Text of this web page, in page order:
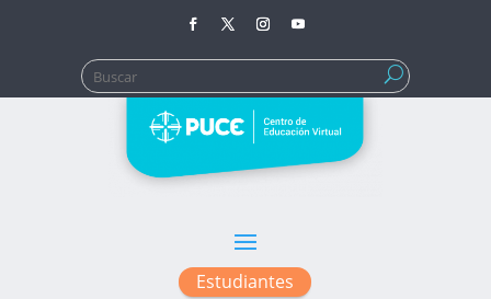
Buscar:
Estudiantes